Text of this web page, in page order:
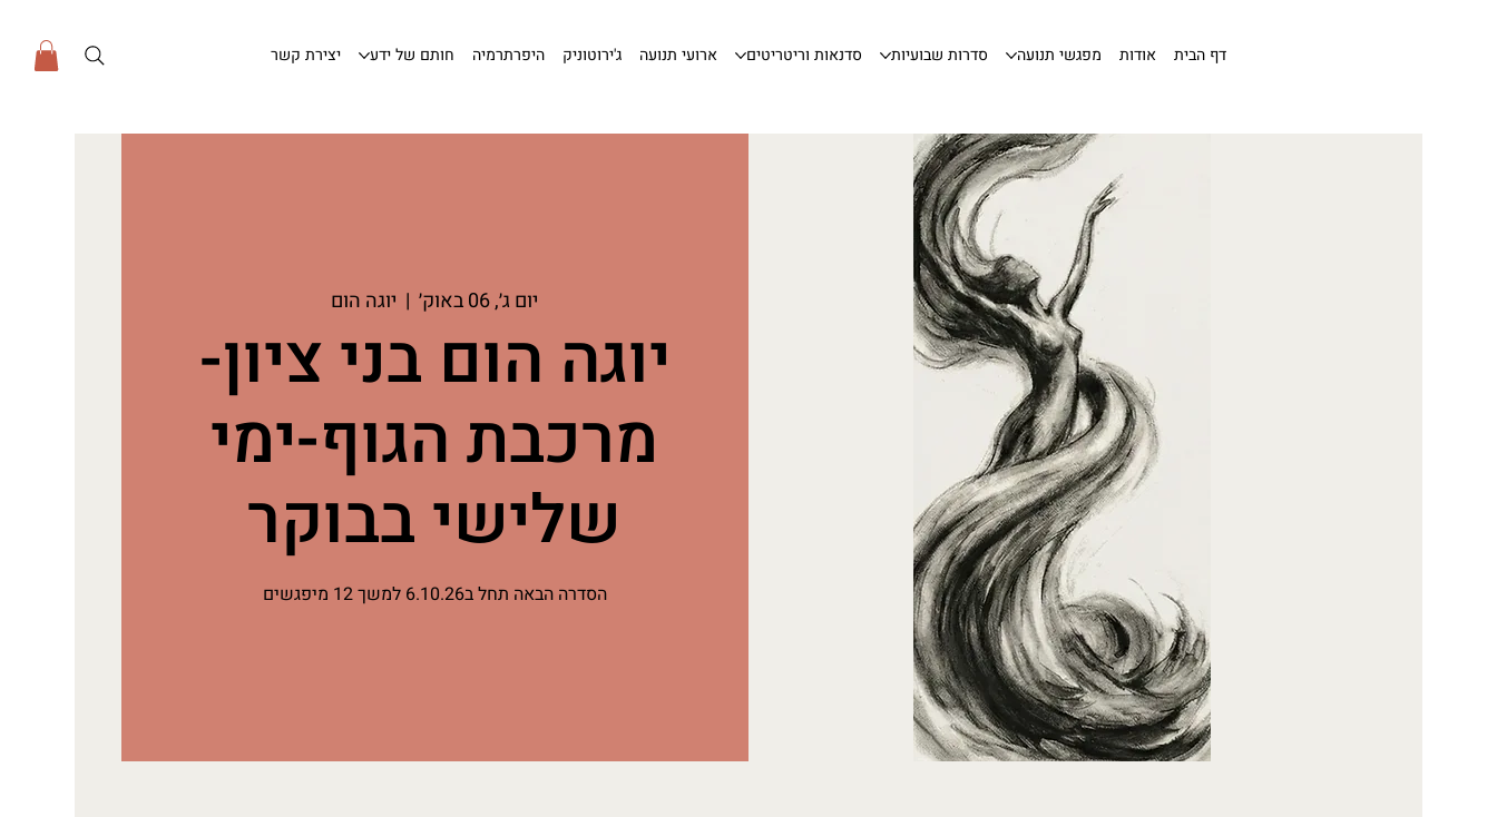
דף הבית אודות מפגשי תנועה סדרות שבועיות סדנאות וריטריטים ארועי תנועה ג'ירוטוניק היפרתרמיה חותם של ידע יצירת קשר
יום ג׳, 06 באוק׳
  |
יוגה הום
יוגה הום בני ציון-
מרכבת הגוף-ימי
שלישי בבוקר
הסדרה הבאה תחל ב6.10.26 למשך 12 מיפגשים